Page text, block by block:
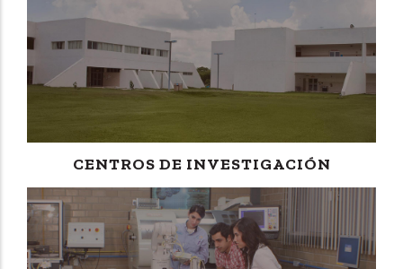
CENTROS DE INVESTIGACIÓN